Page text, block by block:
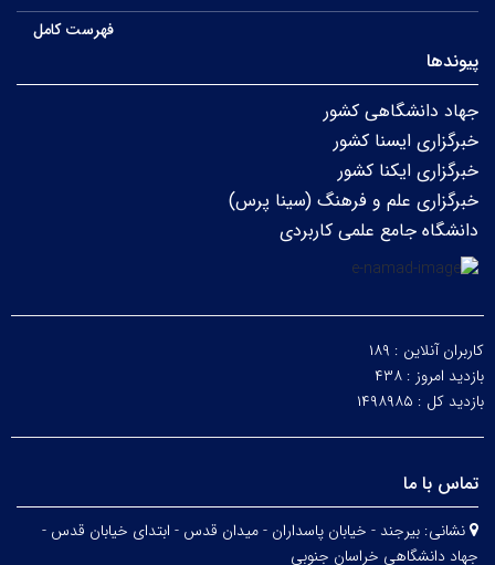
فهرست کامل
پیوندها
جهاد دانشگاهی کشور
خبرگزاری ایسنا کشور
خبرگزاری ایکنا کشور
خبرگزاری علم و فرهنگ (سینا پرس)
دانشگاه جامع علمی کاربردی
کاربران آنلاین : ۱۸۹
بازدید امروز : ۴۳۸
بازدید کل : ۱۴۹۸۹۸۵
تماس با ما
نشانی: بیرجند - خیابان پاسداران - میدان قدس - ابتدای خیابان قدس -
جهاد دانشگاهی خراسان جنوبی